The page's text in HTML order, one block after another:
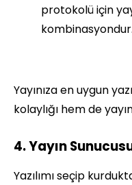
protokolü için
kombinasyondur.
Yayınıza en uygun
kolaylığı hem de
4. Yayın
Yazılımı seçip